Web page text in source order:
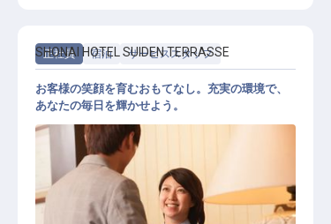
正社員 宿泊 サービススタッフ
SHONAI HOTEL SUIDEN TERRASSE
お客様の笑顔を育むおもてなし。充実の環境で、
あなたの毎日を輝かせよう。